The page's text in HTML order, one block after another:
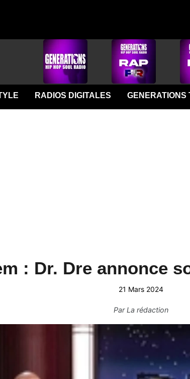
RADIOS DIGITALES GENERATIONS
: Dr. Dre annonce
21 Mars 2024
ParLa rédaction